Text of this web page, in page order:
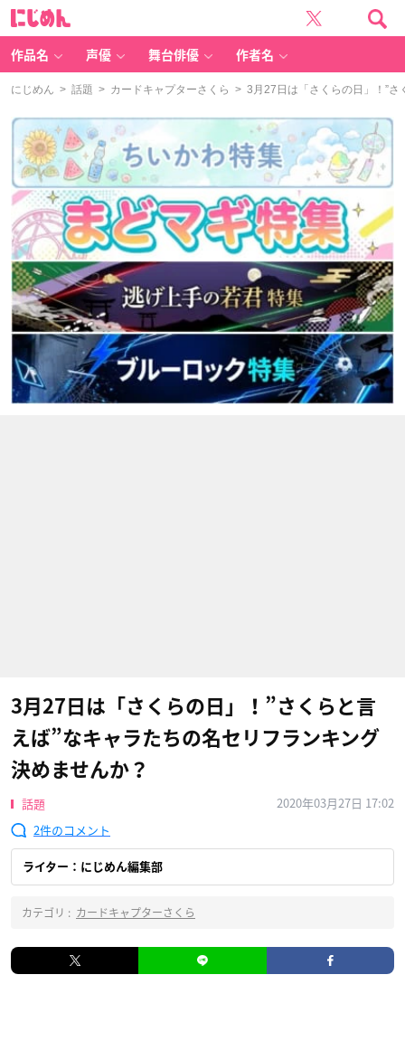
作品名 声優 舞台俳優 作者名
にじめん > 話題 > カードキャプターさくら > 3月27日は「さくらの日」！”さ
3月27日は「さくらの日」！”さくらと言
えば”なキャラたちの名セリフランキング
決めませんか？
話題
2020年03月27日 17:02
2
ライター：にじめん編集部
カテゴリ : カードキャプターさくら